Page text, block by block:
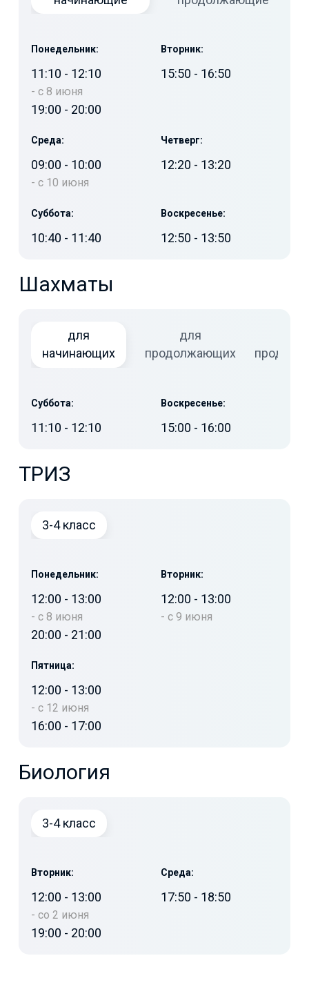
Понедельник:
11:10 - 12:10
- с 8 июня
19:00 - 20:00
Вторник:
15:50 - 16:50
Среда:
09:00 - 10:00
- с 10 июня
Четверг:
12:20 - 13:20
Суббота:
10:40 - 11:40
Воскресенье:
12:50 - 13:50
Шахматы
для
начинающих
для
продолжающих
Суббота:
11:10 - 12:10
Воскресенье:
15:00 - 16:00
ТРИЗ
3-4 класс
Понедельник:
12:00 - 13:00
- с 8 июня
20:00 - 21:00
Вторник:
12:00 - 13:00
- с 9 июня
Пятница:
12:00 - 13:00
- с 12 июня
16:00 - 17:00
Биология
3-4 класс
Вторник:
12:00 - 13:00
- со 2 июня
19:00 - 20:00
Среда:
17:50 - 18:50